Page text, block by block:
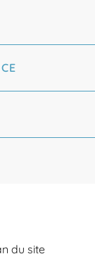
du site